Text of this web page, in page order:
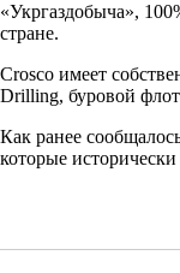
«Укргаздобыча»,
стране.
Crosco имеет
Drilling, буровой
Как ранее
которые